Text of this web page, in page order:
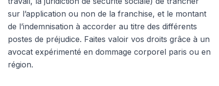
sur l’application ou non de la franchise, et le montant
de l’indemnisation à accorder au titre des différents
postes de préjudice. Faites valoir vos droits grâce à un
avocat expérimenté en dommage corporel paris ou en
région.